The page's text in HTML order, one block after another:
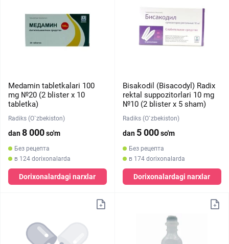
Medamin tabletkalari 100
mg №20 (2 blister х 10
tabletka)
Radiks (O`zbekiston)
dan8 000so'm
Без рецепта
в 124 dorixonalarda
Dorixonalardagi narxlar
Bisakodil (Bisacodyl) Radix
rektal suppozitorlari 10 mg
№10 (2 blister х 5 sham)
Radiks (O`zbekiston)
dan 5 000so'm
Без рецепта
в 174 dorixonalarda
Dorixonalardagi narxlar